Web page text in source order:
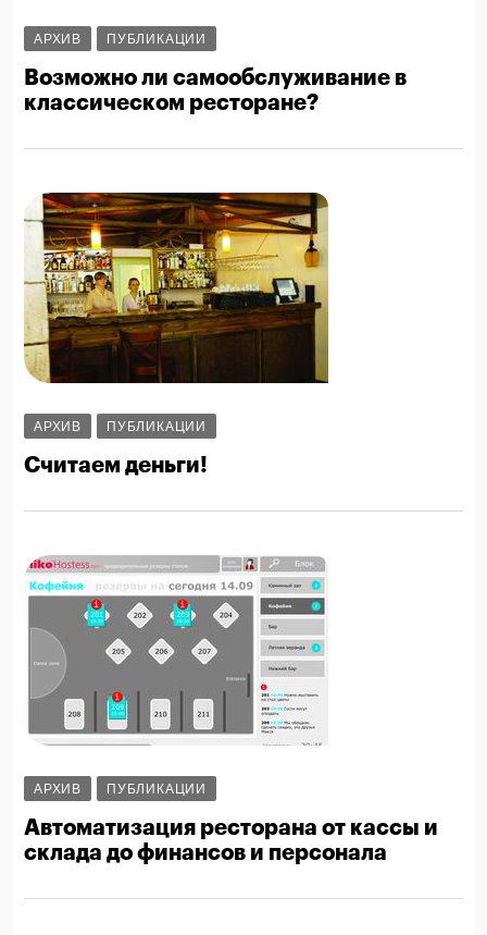
АРХИВ ПУБЛИКАЦИИ
Возможно ли самообслуживание в
классическом ресторане?
АРХИВ ПУБЛИКАЦИИ
Считаем деньги!
АРХИВ ПУБЛИКАЦИИ
Автоматизация ресторана от кассы и
склада до финансов и персонала